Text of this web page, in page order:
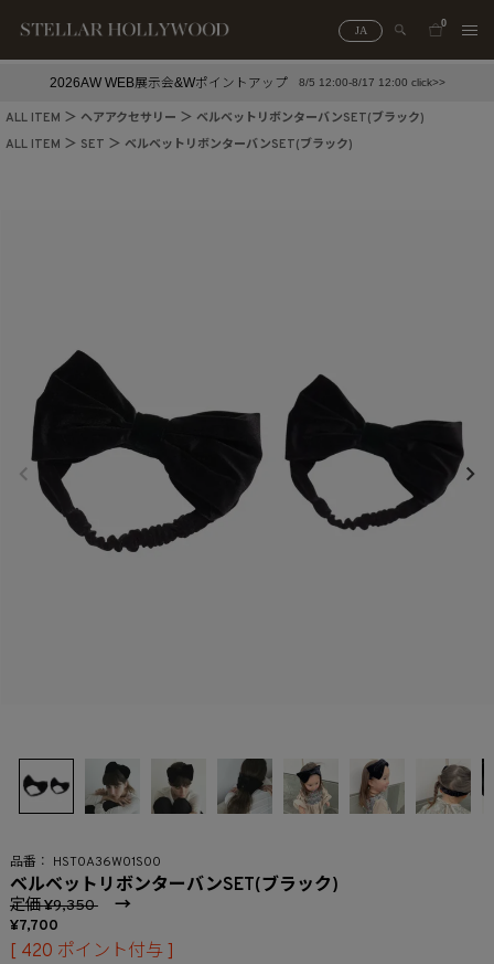
JA
0
#スタッフイチ押し（通勤パールアクセ） ＃写真映えアクセ
2026AW WEB展示会&Wポイントアップ 8/5 12:00-8/17 12:00 click>>
ALL ITEM ヘアアクセサリー
ベルベットリボンターバンSET(ブラック)
ALL ITEM
SET ベルベットリボンターバンSET(ブラック)
HST0A36W01S00
ベルベットリボンターバンSET(ブラック)
定価 9,350→
7,700
[ 420 ポイント付与 ]